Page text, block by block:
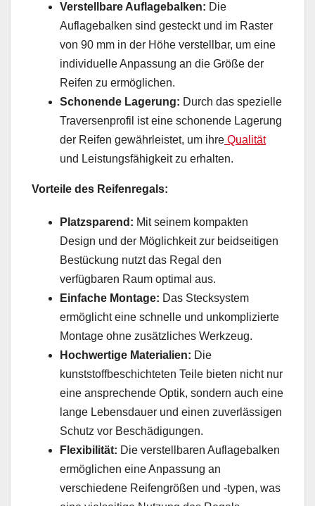
Verstellbare Auflagebalken: Die
Auflagebalken sind gesteckt und im Raster
von 90 mm in der Höhe verstellbar, um eine
individuelle Anpassung an die Größe der
Reifen zu ermöglichen.
Schonende Lagerung: Durch das spezielle
Traversenprofil ist eine schonende Lagerung
der Reifen gewährleistet, um ihre Qualität
und Leistungsfähigkeit zu erhalten.
Vorteile des Reifenregals:
Platzsparend: Mit seinem kompakten
Design und der Möglichkeit zur beidseitigen
Bestückung nutzt das Regal den
verfügbaren Raum optimal aus.
Einfache Montage: Das Stecksystem
ermöglicht eine schnelle und unkomplizierte
Montage ohne zusätzliches Werkzeug.
Hochwertige Materialien: Die
kunststoffbeschichteten Teile bieten nicht nur
eine ansprechende Optik, sondern auch eine
lange Lebensdauer und einen zuverlässigen
Schutz vor Beschädigungen.
Flexibilität: Die verstellbaren Auflagebalken
ermöglichen eine Anpassung an
verschiedene Reifengrößen und -typen, was